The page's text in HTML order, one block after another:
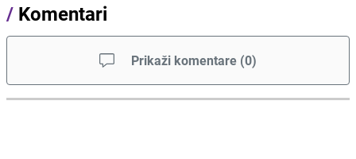
/ Komentari
Prikaži komentare (0)